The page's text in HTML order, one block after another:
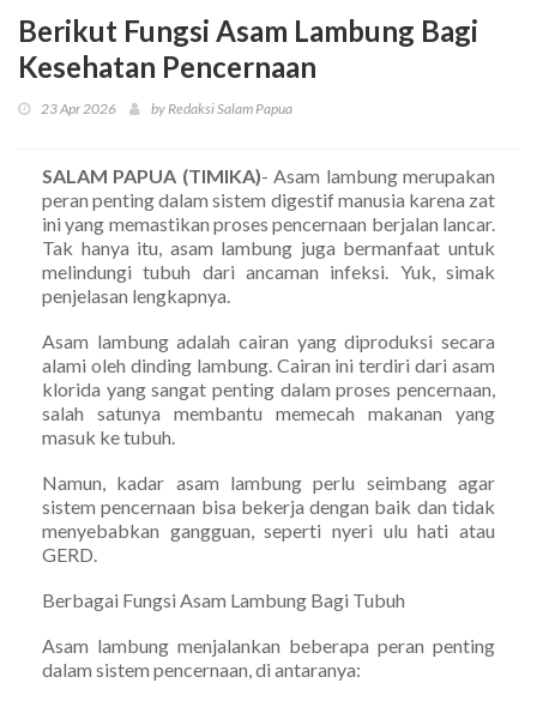
Berikut Fungsi Asam Lambung Bagi
Kesehatan Pencernaan
23 Apr 2026 by Redaksi Salam Papua
SALAM PAPUA (TIMIKA)- Asam lambung merupakan
peran penting dalam sistem digestif manusia karena zat
ini yang memastikan proses pencernaan berjalan lancar.
Tak hanya itu, asam lambung juga bermanfaat untuk
melindungi tubuh dari ancaman infeksi. Yuk, simak
penjelasan lengkapnya.
Asam lambung adalah cairan yang diproduksi secara
alami oleh dinding lambung. Cairan ini terdiri dari asam
klorida yang sangat penting dalam proses pencernaan,
salah satunya membantu memecah makanan yang
masuk ke tubuh.
Namun, kadar asam lambung perlu seimbang agar
sistem pencernaan bisa bekerja dengan baik dan tidak
menyebabkan gangguan, seperti nyeri ulu hati atau
GERD.
Berbagai Fungsi Asam Lambung Bagi Tubuh
Asam lambung menjalankan beberapa peran penting
dalam sistem pencernaan, di antaranya: